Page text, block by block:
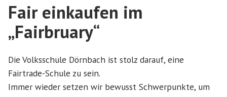
Fair einkaufen im
„Fairbruary“
Die Volksschule Dörnbach ist stolz darauf, eine
Fairtrade-Schule zu sein.
Immer wieder setzen wir bewusst Schwerpunkte, um